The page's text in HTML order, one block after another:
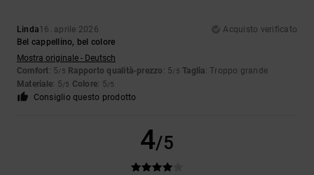
Linda16. aprile 2026
Acquisto verificato
Bel cappellino, bel colore
Mostra originale - Deutsch
Comfort: 5/5 Rapporto qualità-prezzo : 5/5 Taglia: Troppo grande
Materiale: 5/5 Colore: 5/5
Consiglio questo prodotto
4/5